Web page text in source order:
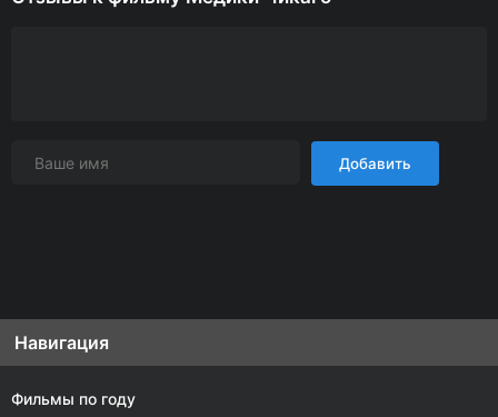
Добавить
Навигация
Фильмы по году